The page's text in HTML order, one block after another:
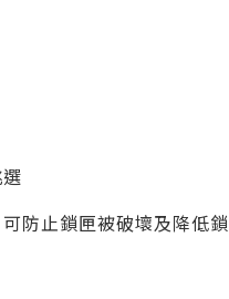
防止鎖匣被破壞及降低